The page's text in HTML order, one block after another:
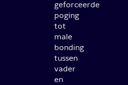
geforceerde
poging
tot
male
bonding
tussen
vader
en